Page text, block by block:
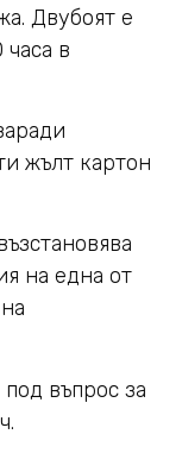
Двубоят е
в
жълт картон
на една от
въпрос за